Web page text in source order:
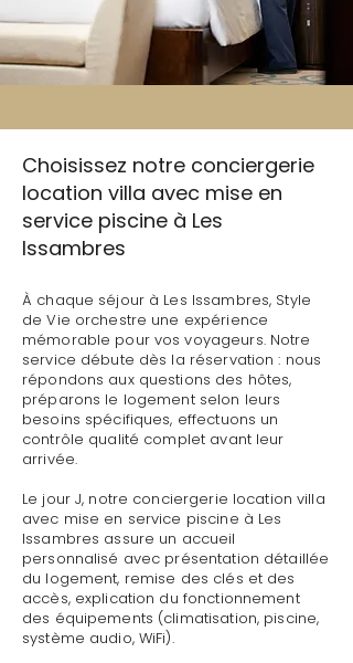
Choisissez notre conciergerie
location villa avec mise en
service piscine à Les
Issambres
À chaque séjour à Les Issambres, Style
de Vie orchestre une expérience
mémorable pour vos voyageurs. Notre
service débute dès la réservation : nous
répondons aux questions des hôtes,
préparons le logement selon leurs
besoins spécifiques, effectuons un
contrôle qualité complet avant leur
arrivée.
Le jour J, notre conciergerie location villa
avec mise en service piscine à Les
Issambres assure un accueil
personnalisé avec présentation détaillée
du logement, remise des clés et des
accès, explication du fonctionnement
des équipements (climatisation, piscine,
système audio, WiFi).